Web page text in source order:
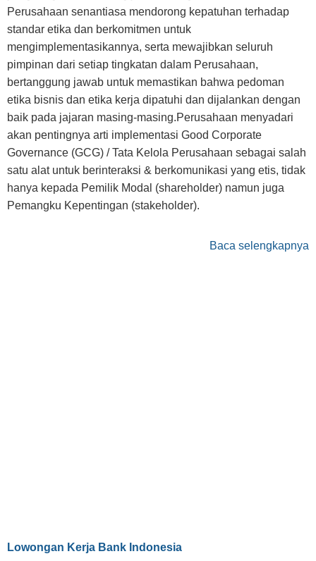
Perusahaan senantiasa mendorong kepatuhan terhadap
standar etika dan berkomitmen untuk
mengimplementasikannya, serta mewajibkan seluruh
pimpinan dari setiap tingkatan dalam Perusahaan,
bertanggung jawab untuk memastikan bahwa pedoman
etika bisnis dan etika kerja dipatuhi dan dijalankan dengan
baik pada jajaran masing-masing.Perusahaan menyadari
akan pentingnya arti implementasi Good Corporate
Governance (GCG) / Tata Kelola Perusahaan sebagai salah
satu alat untuk berinteraksi & berkomunikasi yang etis, tidak
hanya kepada Pemilik Modal (shareholder) namun juga
Pemangku Kepentingan (stakeholder).
Baca selengkapnya
Lowongan Kerja Bank Indonesia